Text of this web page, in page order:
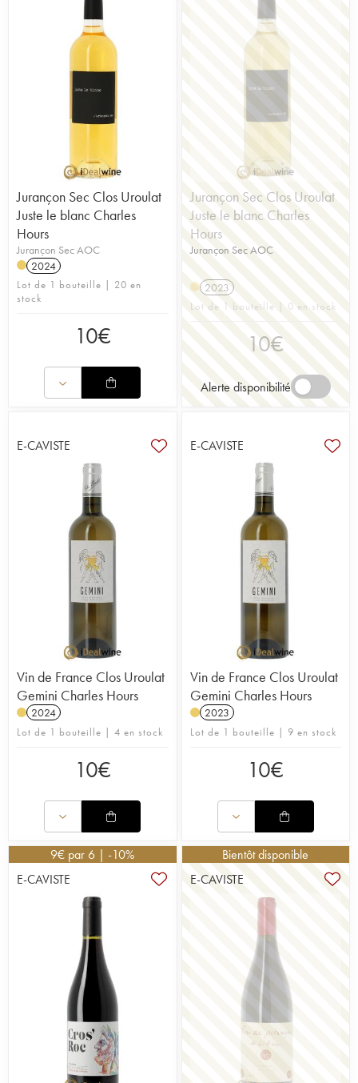
Jurançon Sec Clos Uroulat
Juste le blanc Charles
Hours
Jurançon Sec AOC
2024
Lot de 1 bouteille | 20 en
stock
10€
Jurançon Sec Clos Uroulat
Juste le blanc Charles
Hours
Jurançon Sec AOC
2023
Lot de 1 bouteille | 0 en stock
10€
Alerte disponibilité
E-CAVISTE
Vin de France Clos Uroulat
Gemini Charles Hours
2024
Lot de 1 bouteille | 4 en stock
10€
E-CAVISTE
Vin de France Clos Uroulat
Gemini Charles Hours
2023
Lot de 1 bouteille | 9 en stock
10€
9€ par 6 | -10%
E-CAVISTE
Bientôt disponible
E-CAVISTE